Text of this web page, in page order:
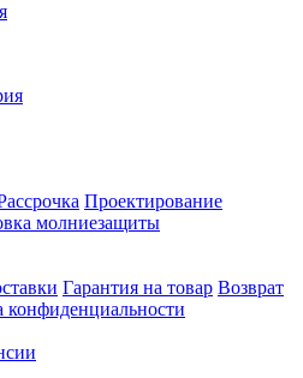
Проектирование
молниезащиты
Гарантия на товар Возврат
конфиденциальности